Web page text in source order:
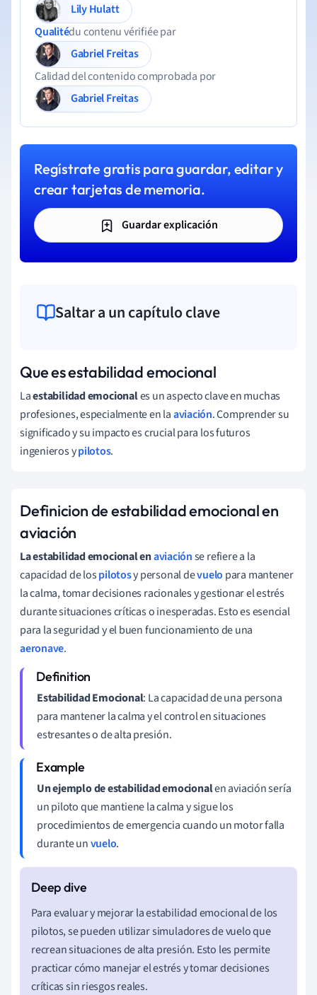
Lily Hulatt
Qualitédu contenu vérifiée par
Gabriel Freitas
Calidad del contenido comprobada por
Gabriel Freitas
Regístrate gratis para guardar, editar y
crear tarjetas de memoria.
Guardar explicación
Saltar a un capítulo clave
Que es estabilidad emocional
Laestabilidad emocionales un aspecto clave en muchas
profesiones, especialmente en laaviación. Comprender su
significado y su impacto es crucial para los futuros
ingenieros ypilotos.
Definicion de estabilidad emocional en
aviación
La estabilidad emocional enaviaciónse refiere a la
capacidad de lospilotosy personal devuelo para mantener
la calma, tomar decisiones racionales y gestionar el estrés
durante situaciones críticas o inesperadas. Esto es esencial
para la seguridad y el buen funcionamiento de una
aeronave.
Estabilidad Emocional: La capacidad de una persona
para mantener la calma y el control en situaciones
estresantes o de alta presión.
Un ejemplo de estabilidad emocionalen aviación sería
un piloto que mantiene la calma y sigue los
procedimientos de emergencia cuando un motor falla
durante unvuelo.
Para evaluar y mejorar la estabilidad emocional de los
pilotos, se pueden utilizar simuladores de vuelo que
recrean situaciones de alta presión. Esto les permite
practicar cómo manejar el estrés y tomar decisiones
críticas sin riesgos reales.